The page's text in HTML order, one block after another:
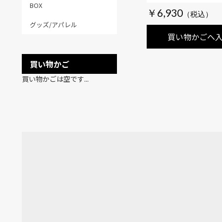
BOX
グッズ/アパレル
買い物かご
買い物かごは空です...
1970・3CD・ク
ル・ボックス
￥6,930
買い物かごへ